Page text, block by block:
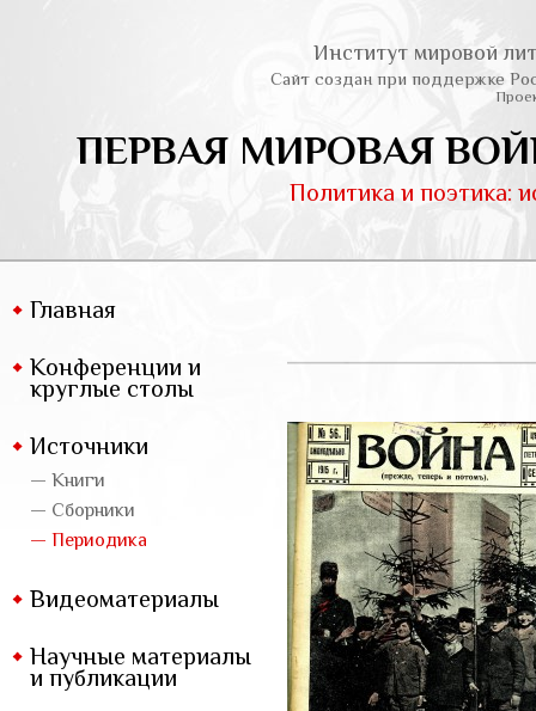
Институт мировой
Сайт создан при поддержке
ПЕРВАЯ МИРОВАЯ
Политика и поэтика:
Главная
Конференции и
круглые столы
Источники
— Книги
— Сборники
— Периодика
Видеоматериалы
Научные материалы
и публикации